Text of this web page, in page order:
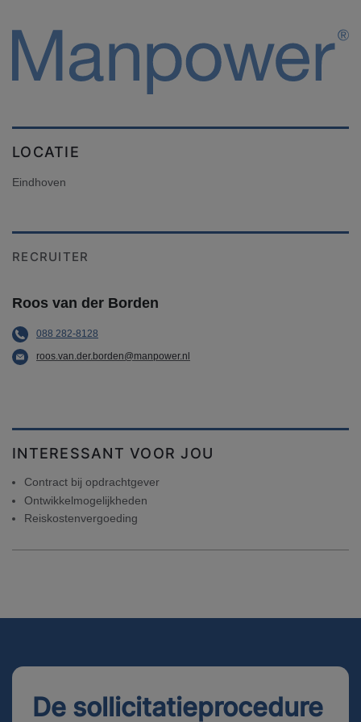
LOCATIE
Eindhoven
RECRUITER
Roos van der Borden
088 282-8128
roos.van.der.borden@manpower.nl
INTERESSANT VOOR JOU
Contract bij opdrachtgever
Ontwikkelmogelijkheden
Reiskostenvergoeding
De sollicitatieprocedure